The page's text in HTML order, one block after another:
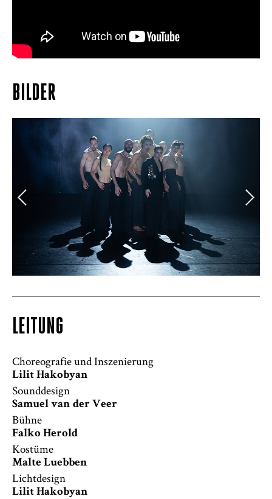
BILDER
LEITUNG
Choreografie und Inszenierung
Lilit Hakobyan
Sounddesign
Samuel van der Veer
Bühne
Falko Herold
Kostüme
Malte Luebben
Lichtdesign
Lilit Hakobyan